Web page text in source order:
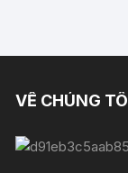
VỀ CHÚNG